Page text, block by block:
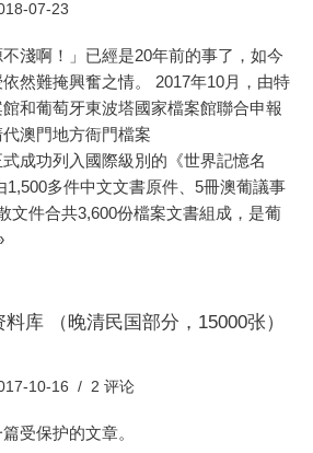
07-23
不淺啊！」已經是20年前的事了，如今
然難掩興奮之情。 2017年10月，由特
和葡萄牙東波塔國家檔案館聯合申報
澳門地方衙門檔案
式成功列入國際級別的《世界記憶名
1,500多件中文文書原件、5冊澳葡議事
文件合共3,600份檔案文書組成，是葡
库 （晚清民国部分，15000张）
10-16 2 评论
受保护的文章。